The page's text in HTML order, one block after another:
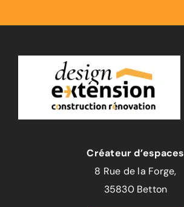
Créateur d’espaces
8 Rue de la Forge,
35830 Betton